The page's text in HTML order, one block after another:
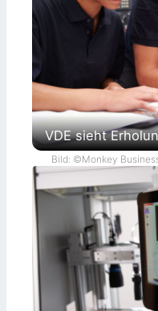
VDE sieht
Bild: ©Monkey